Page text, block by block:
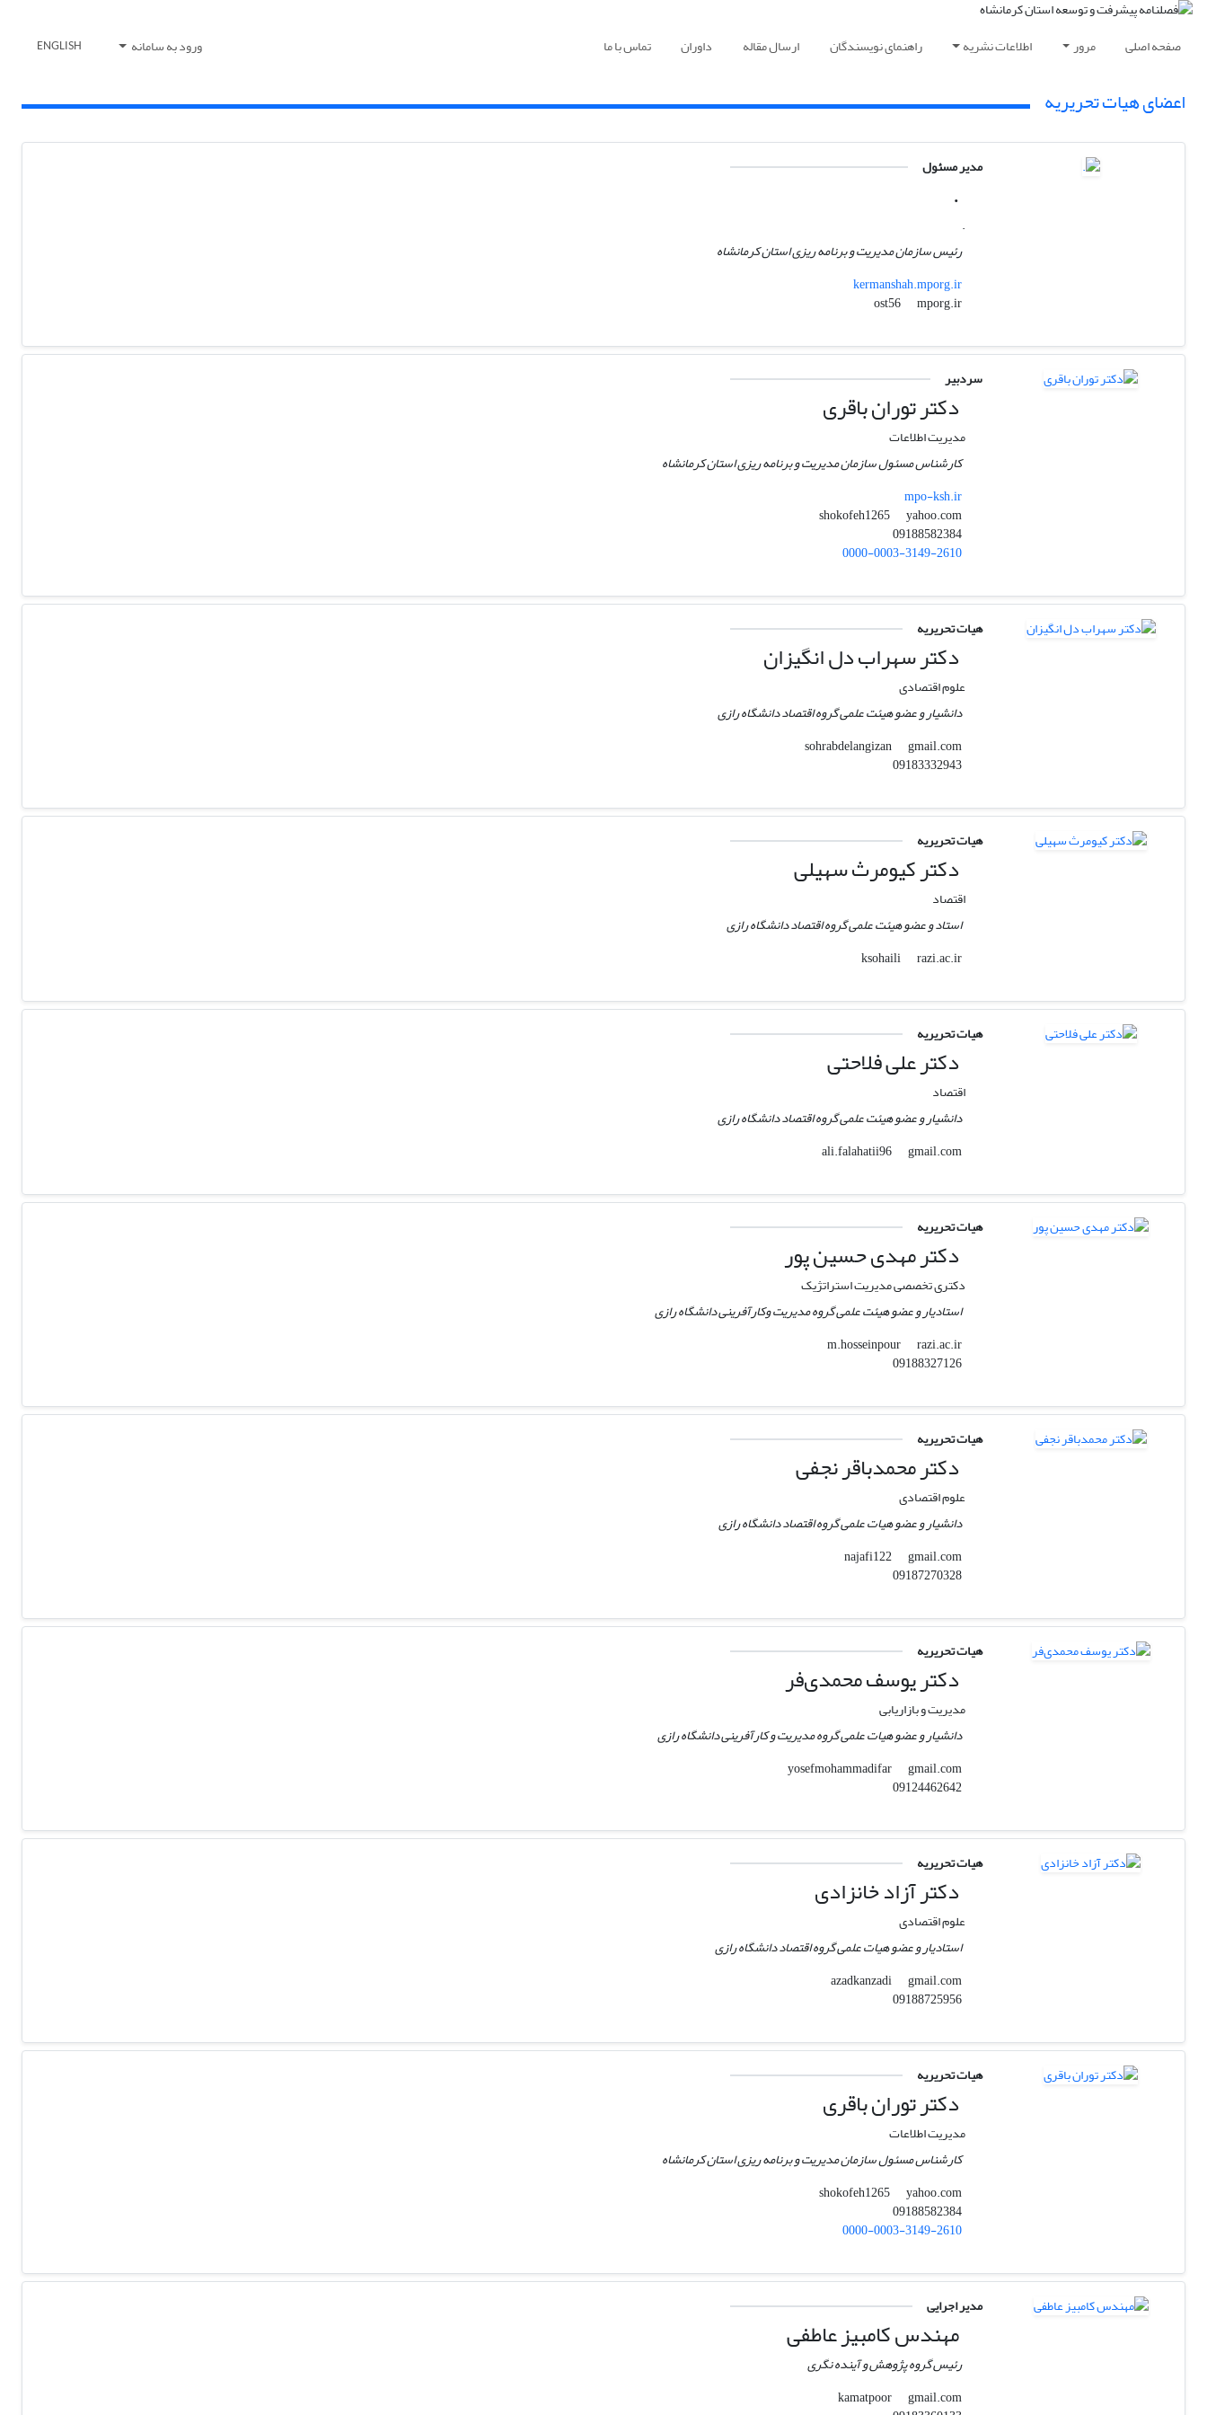
صفحه اصلی مرور اطلاعات نشریه راهنمای نویسندگان ارسال مقاله داوران تماس با ما ورود به سامانه ENGLISH
اعضای هیات تحریریه
مدیر مسئول
.
.
رئیس سازمان مدیریت و برنامه ریزی استان کرمانشاه
kermanshah.mporg.ir
ost56
mporg.ir
سردبیر
دکتر توران باقری
مدیریت اطلاعات
کارشناس مسئول سازمان مدیریت و برنامه ریزی استان کرمانشاه
mpo-ksh.ir
shokofeh1265
yahoo.com
09188582384
0000-0003-3149-2610
هیات تحریریه
دکتر سهراب دل انگیزان
علوم اقتصادی
دانشیار و عضو هیئت علمی گروه اقتصاد دانشگاه رازی
sohrabdelangizan
gmail.com
09183332943
هیات تحریریه
دکتر کیومرث سهیلی
اقتصاد
استاد و عضو هیئت علمی گروه اقتصاد دانشگاه رازی
ksohaili
razi.ac.ir
هیات تحریریه
دکتر علی فلاحتی
اقتصاد
دانشیار و عضو هیئت علمی گروه اقتصاد دانشگاه رازی
ali.falahatii96
gmail.com
هیات تحریریه
دکتر مهدی حسین پور
دکتری تخصصی مدیریت استراتژیک
استادیار و عضو هیئت علمی گروه مدیریت وکارآفرینی دانشگاه رازی
m.hosseinpour
razi.ac.ir
09188327126
هیات تحریریه
دکتر محمدباقر نجفی
علوم اقتصادی
دانشیار و عضو هیات علمی گروه اقتصاد دانشگاه رازی
najafi122
gmail.com
09187270328
هیات تحریریه
دکتر یوسف محمدی‌فر
مدیریت و بازاریابی
دانشیار و عضو هیات علمی گروه مدیریت و کارآفرینی دانشگاه رازی
yosefmohammadifar
gmail.com
09124462642
هیات تحریریه
دکتر آزاد خانزادی
علوم اقتصادی
استادیار و عضو هیات علمی گروه اقتصاد دانشگاه رازی
azadkanzadi
gmail.com
09188725956
هیات تحریریه
دکتر توران باقری
مدیریت اطلاعات
کارشناس مسئول سازمان مدیریت و برنامه ریزی استان کرمانشاه
shokofeh1265
yahoo.com
09188582384
0000-0003-3149-2610
مدیر اجرایی
مهندس کامبیز عاطفی
رئیس گروه پژوهش و آینده نگری
kamatpoor
gmail.com